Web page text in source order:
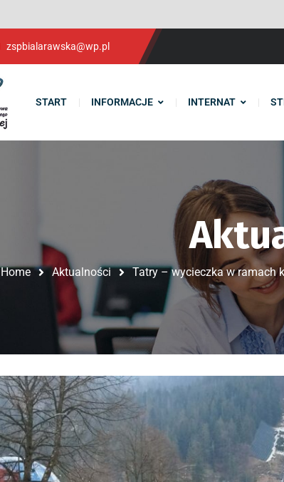
zspbialarawska@wp.pl
START INFORMACJE INTERNAT
Home Aktualności Tatry – wycieczka w ramach